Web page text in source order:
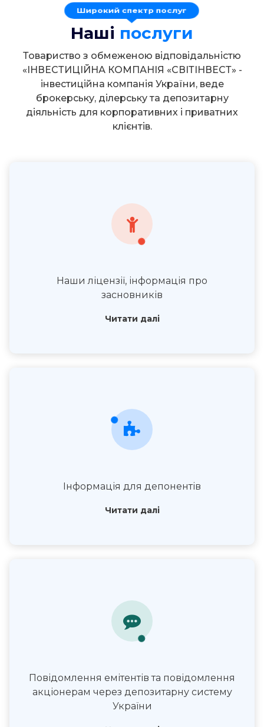
Наші послуги
Товариство з обмеженою відповідальністю
«ІНВЕСТИЦІЙНА КОМПАНІЯ «СВІТІНВЕСТ» -
інвестиційна компанія України, веде
брокерську, ділерську та депозитарну
діяльність для корпоративних і приватних
клієнтів.
Наши ліцензії, інформація про
засновників
Читати далі
Інформація для депонентів
Читати далі
Повідомлення емітентів та повідомлення
акціонерам через депозитарну систему
України